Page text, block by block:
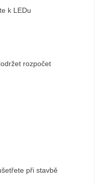
k LEDu
rozpočet
při stavbě